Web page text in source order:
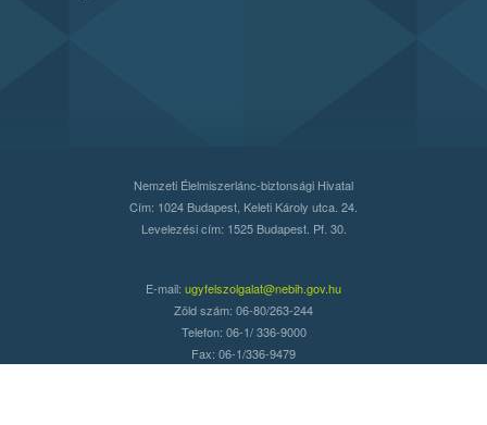
Nemzeti Élelmiszerlánc-biztonsági Hivatal
Cím: 1024 Budapest, Keleti Károly utca. 24.
Levelezési cím: 1525 Budapest. Pf. 30.
E-mail: ugyfelszolgalat@nebih.gov.hu
Zöld szám: 06-80/263-244
Telefon: 06-1/ 336-9000
Fax: 06-1/336-9479